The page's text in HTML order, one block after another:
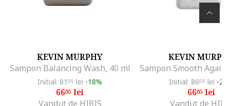
KEVIN MURPHY
Sampon Balancing Wash, 40 ml
Initial: 81 05 lei -18%
6605 lei
Vandut de HIRIS
KEVIN
Initial: 8605 lei -
6605 lei
Vandut de